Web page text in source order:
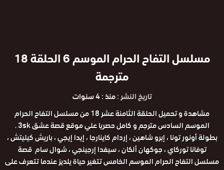
مسلسل التفاح الحرام الموسم 6 الحلقة 18
مترجمة
تاريخ النشر :منذ : 4 سنوات
مشاهدة و تحميل الحلقة الثامنة عشر 18 من مسلسل التفاح الحرام
الموسم السادس مترجم و كامل حصريا علي موقع قصة عشق 3sk .
بطولة أونور تونا ، إبرو شاهين ، إردام كاينارجا ، إيدا إيجي ، باريش كيليتش ،
توفانا توركاي ، جوكهان ألكان ، سيفدا إرجينجي ، شوال سام قصة
مسلسل التفاح الحرام الموسم الخامس تتغير حياة يلديز عندما تتعرف على